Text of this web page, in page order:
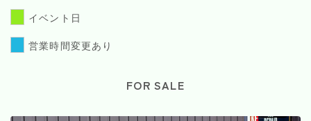
イベント日
営業時間変更あり
FOR SALE